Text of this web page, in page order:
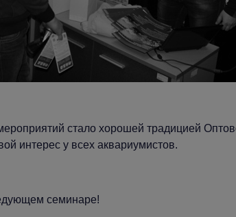
стало хорошей традицией
интерес у всех аквариумистов.
семинаре!